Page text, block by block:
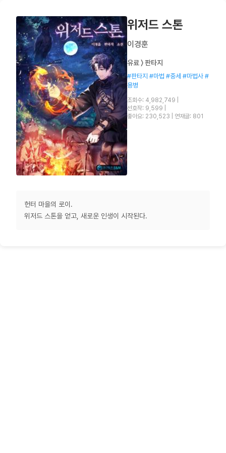
위저드 스톤
이경훈
유료 〉 판타지
#판타지 #마법 #중세 #마법사 #
용병
조회수: 4,982,749
선호작: 9,599
좋아요: 230,523
연재글: 801
헌터 마을의 로이.
위저드 스톤을 얻고, 새로운 인생이 시작된다.